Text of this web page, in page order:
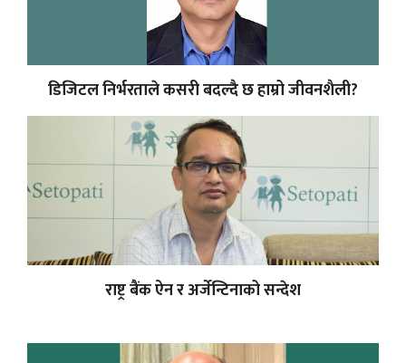
डिजिटल निर्भरताले कसरी बदल्दै छ हाम्रो जीवनशैली?
राष्ट्र बैंक ऐन र अर्जेन्टिनाको सन्देश